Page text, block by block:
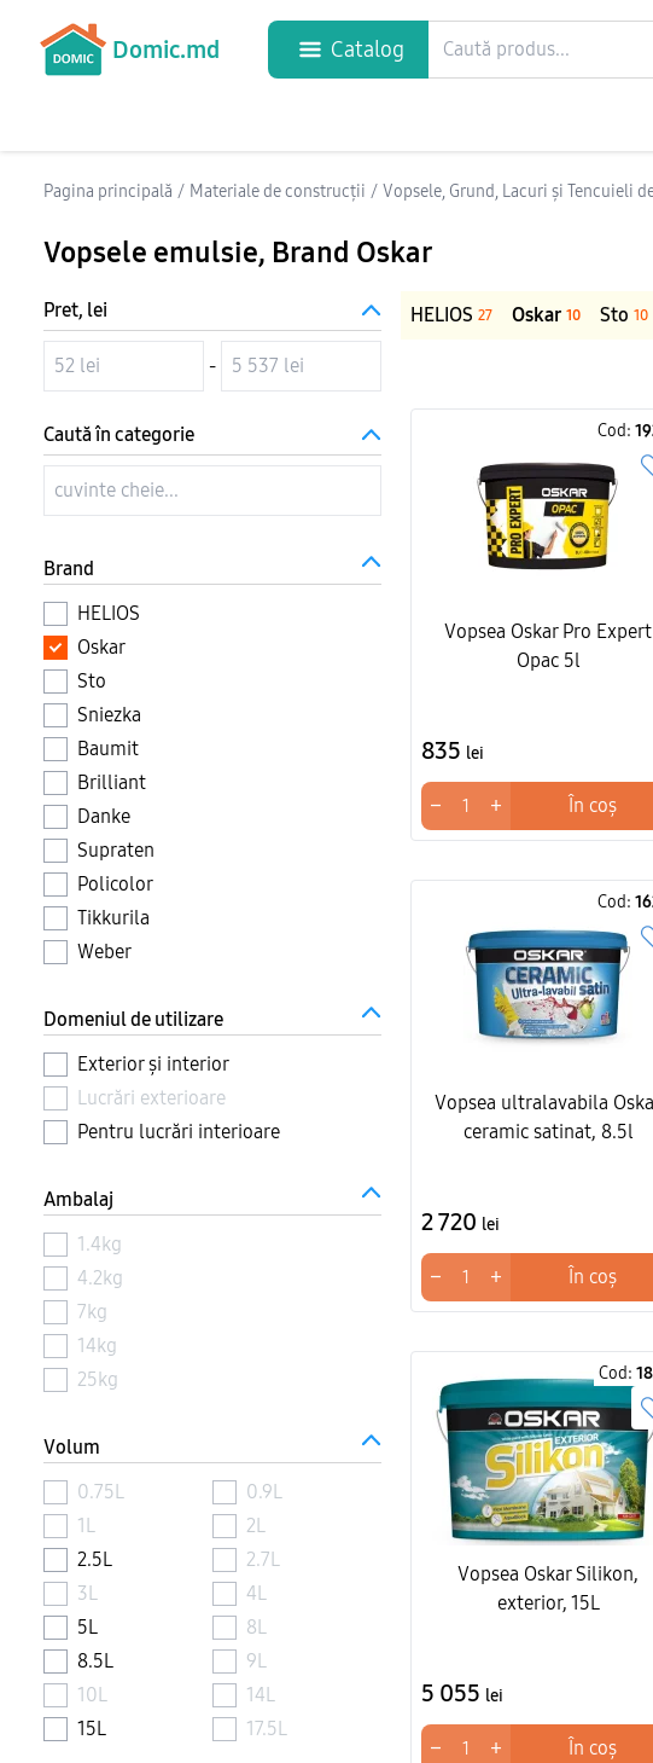
Domic.md Catalog
Pagina principală / Materiale de construcții / Vopsele, Grund, Lacuri și Tencuieli
Vopsele emulsie, Brand Oskar
HELIOS 27 Oskar 10 Sto 10
Cod:
Vopsea Oskar Pro Expert
Opac 5l
835 lei
− + În coș
Cod:
Vopsea ultralavabila
ceramic satinat, 8.5l
2 720 lei
− + În coș
Cod:
Vopsea Oskar Silikon,
exterior, 15L
5 055 lei
− + În coș
Pret, lei
-
Caută în categorie
Brand
HELIOS
Oskar
Sto
Sniezka
Baumit
Brilliant
Danke
Supraten
Policolor
Tikkurila
Weber
Domeniul de utilizare
Exterior și interior
Lucrări exterioare
Pentru lucrări interioare
Ambalaj
1.4kg
4.2kg
7kg
14kg
25kg
Volum
0.75L
0.9L
1L
2L
2.5L
2.7L
3L
4L
5L
8L
8.5L
9L
10L
14L
15L
17.5L